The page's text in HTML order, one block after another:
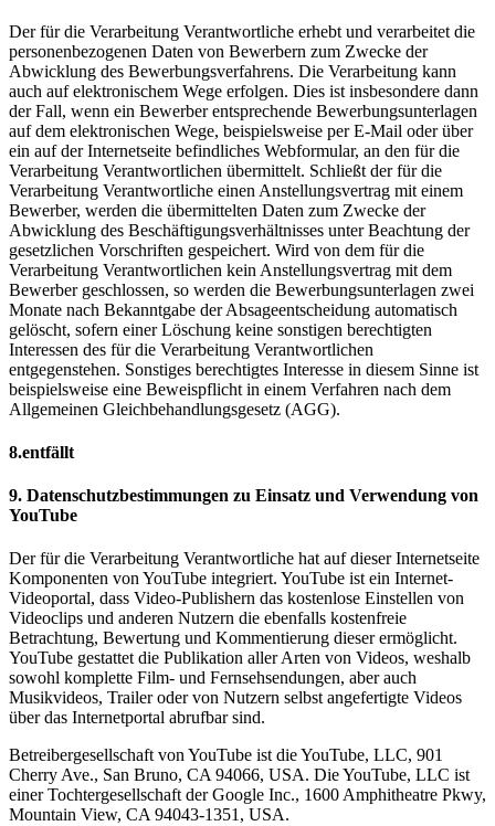
Der für die Verarbeitung Verantwortliche erhebt und verarbeitet die
personenbezogenen Daten von Bewerbern zum Zwecke der
Abwicklung des Bewerbungsverfahrens. Die Verarbeitung kann
auch auf elektronischem Wege erfolgen. Dies ist insbesondere dann
der Fall, wenn ein Bewerber entsprechende Bewerbungsunterlagen
auf dem elektronischen Wege, beispielsweise per E-Mail oder über
ein auf der Internetseite befindliches Webformular, an den für die
Verarbeitung Verantwortlichen übermittelt. Schließt der für die
Verarbeitung Verantwortliche einen Anstellungsvertrag mit einem
Bewerber, werden die übermittelten Daten zum Zwecke der
Abwicklung des Beschäftigungsverhältnisses unter Beachtung der
gesetzlichen Vorschriften gespeichert. Wird von dem für die
Verarbeitung Verantwortlichen kein Anstellungsvertrag mit dem
Bewerber geschlossen, so werden die Bewerbungsunterlagen zwei
Monate nach Bekanntgabe der Absageentscheidung automatisch
gelöscht, sofern einer Löschung keine sonstigen berechtigten
Interessen des für die Verarbeitung Verantwortlichen
entgegenstehen. Sonstiges berechtigtes Interesse in diesem Sinne ist
beispielsweise eine Beweispflicht in einem Verfahren nach dem
Allgemeinen Gleichbehandlungsgesetz (AGG).
8.entfällt
9. Datenschutzbestimmungen zu Einsatz und Verwendung von
YouTube
Der für die Verarbeitung Verantwortliche hat auf dieser Internetseite
Komponenten von YouTube integriert. YouTube ist ein Internet-
Videoportal, dass Video-Publishern das kostenlose Einstellen von
Videoclips und anderen Nutzern die ebenfalls kostenfreie
Betrachtung, Bewertung und Kommentierung dieser ermöglicht.
YouTube gestattet die Publikation aller Arten von Videos, weshalb
sowohl komplette Film- und Fernsehsendungen, aber auch
Musikvideos, Trailer oder von Nutzern selbst angefertigte Videos
über das Internetportal abrufbar sind.
Betreibergesellschaft von YouTube ist die YouTube, LLC, 901
Cherry Ave., San Bruno, CA 94066, USA. Die YouTube, LLC ist
einer Tochtergesellschaft der Google Inc., 1600 Amphitheatre Pkwy,
Mountain View, CA 94043-1351, USA.